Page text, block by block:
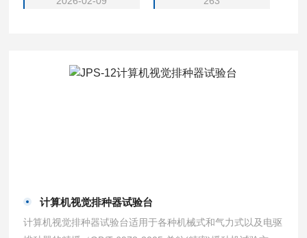
计算机视觉排种器试验台
计算机视觉排种器试验台适用于各种机械式和气力式以及电驱